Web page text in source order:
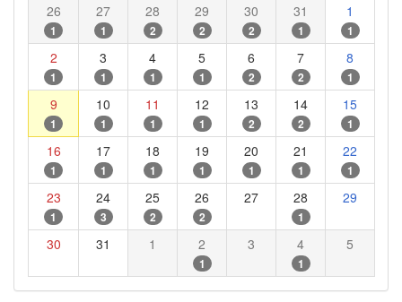
26
1
27
1
28
2
29
2
30
2
31
1
1
1
2
1
3
1
4
1
5
1
6
2
7
2
8
1
9
1
10
1
11
1
12
1
13
2
14
2
15
1
16
1
17
1
18
1
19
1
20
1
21
1
22
1
23
1
24
3
25
2
26
2
27 28
1
29
30 31 1 2
1
3 4
1
5